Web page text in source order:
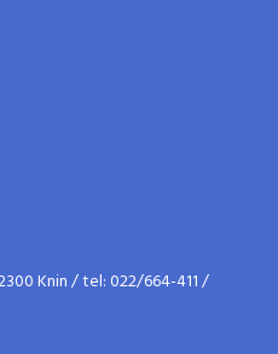
Knin / tel: 022/664-411 /